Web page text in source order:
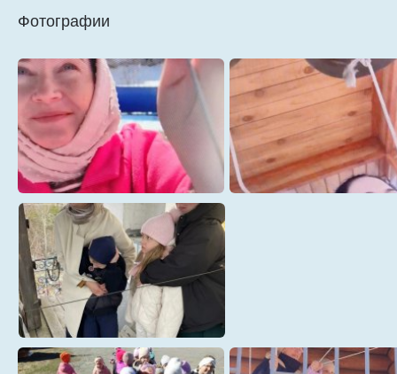
Фотографии
59612f3f-dd22-4529-9853-
4097cf357dfb